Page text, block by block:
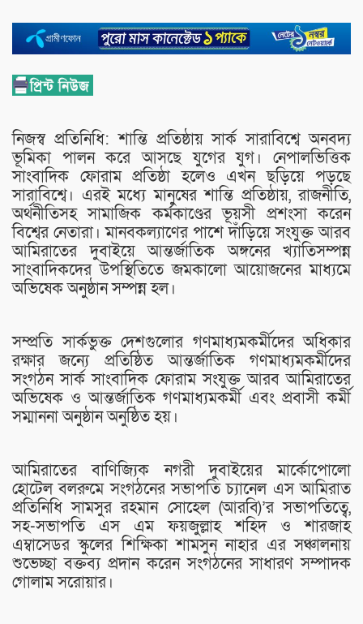
নিজস্ব প্রতিনিধি: শান্তি প্রতিষ্ঠায় সার্ক সারাবিশ্বে অনবদ্য
ভূমিকা পালন করে আসছে যুগের যুগ। নেপালভিত্তিক
সাংবাদিক ফোরাম প্রতিষ্ঠা হলেও এখন ছড়িয়ে পড়ছে
সারাবিশ্বে। এরই মধ্যে মানুষের শান্তি প্রতিষ্ঠায়, রাজনীতি,
অর্থনীতিসহ সামাজিক কর্মকাণ্ডের ভূয়সী প্রশংসা করেন
বিশ্বের নেতারা। মানবকল্যাণের পাশে দাঁড়িয়ে সংযুক্ত আরব
আমিরাতের দুবাইয়ে আন্তর্জাতিক অঙ্গনের খ্যাতিসম্পন্ন
সাংবাদিকদের উপস্থিতিতে জমকালো আয়োজনের মাধ্যমে
অভিষেক অনুষ্ঠান সম্পন্ন হল।
সম্প্রতি সার্কভুক্ত দেশগুলোর গণমাধ্যমকর্মীদের অধিকার
রক্ষার জন্যে প্রতিষ্ঠিত আন্তর্জাতিক গণমাধ্যমকর্মীদের
সংগঠন সার্ক সাংবাদিক ফোরাম সংযুক্ত আরব আমিরাতের
অভিষেক ও আন্তর্জাতিক গণমাধ্যমকর্মী এবং প্রবাসী কর্মী
সম্মাননা অনুষ্ঠান অনুষ্ঠিত হয়।
আমিরাতের বাণিজ্যিক নগরী দুবাইয়ের মার্কোপোলো
হোটেল বলরুমে সংগঠনের সভাপতি চ্যানেল এস আমিরাত
প্রতিনিধি সামসুর রহমান সোহেল (আরবি)’র সভাপতিত্বে,
সহ-সভাপতি এস এম ফয়জুল্লাহ শহিদ ও শারজাহ
এম্বাসেডর স্কুলের শিক্ষিকা শামসুন নাহার এর সঞ্চালনায়
শুভেচ্ছা বক্তব্য প্রদান করেন সংগঠনের সাধারণ সম্পাদক
গোলাম সরোয়ার।